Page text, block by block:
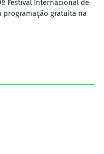
Festival Internacional de
programação gratuita na